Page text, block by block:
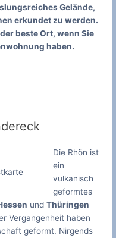
Gelände,
erkundet zu werden.
beste Ort, wenn Sie
haben.
Die Rhön ist
ein
vulkanisch
geformtes
undThüringen
Vergangenheit haben
geformt. Nirgends